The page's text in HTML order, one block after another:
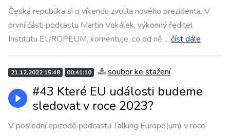
Česká republika si o víkendu zvolila nového prezidenta. V
první části podcastu Martin Vokálek, výkonný ředitel
Institutu EUROPEUM, komentuje, co od ně ... číst dále
21.12.2022 15:48 00:41:10 soubor ke stažení
#43 Které EU události budeme
sledovat v roce 2023?
V poslední epizodě podcastu Talking Europe(um) v roce